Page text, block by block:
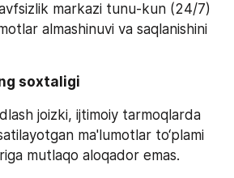
markazi tunu-kun (24/7)
almashinuvi va saqlanishini
soxtaligi
joizki, ijtimoiy tarmoqlarda
ma'lumotlar to‘plami
mutlaqo aloqador emas.